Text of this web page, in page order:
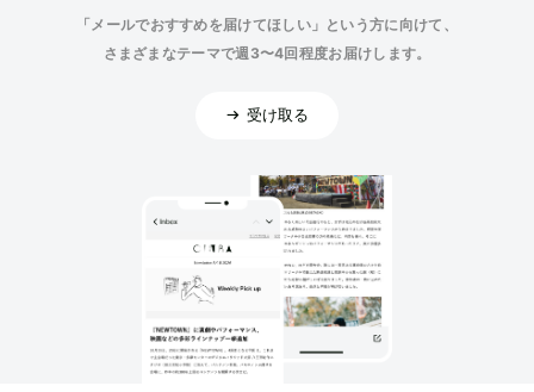
「メールでおすすめを届けてほしい」という方に向けて、
さまざまなテーマで週3〜4回程度お届けします。
受け取る